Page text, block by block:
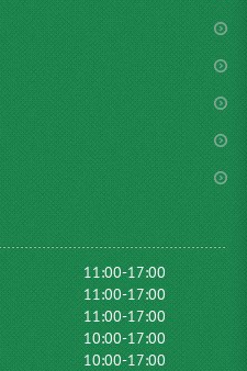
11:00-17:00
11:00-17:00
11:00-17:00
10:00-17:00
10:00-17:00